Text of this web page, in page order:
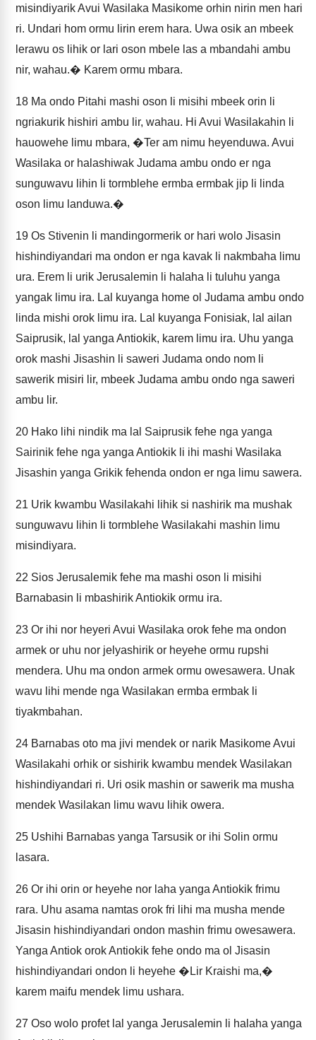
misindiyarik Avui Wasilaka Masikome orhin nirin men hari
ri. Undari hom ormu lirin erem hara. Uwa osik an mbeek
lerawu os lihik or lari oson mbele las a mbandahi ambu
nir, wahau.� Karem ormu mbara.
18 Ma ondo Pitahi mashi oson li misihi mbeek orin li
ngriakurik hishiri ambu lir, wahau. Hi Avui Wasilakahin li
hauowehe limu mbara, �Ter am nimu heyenduwa. Avui
Wasilaka or halashiwak Judama ambu ondo er nga
sunguwavu lihin li tormblehe ermba ermbak jip li linda
oson limu landuwa.�
19 Os Stivenin li mandingormerik or hari wolo Jisasin
hishindiyandari ma ondon er nga kavak li nakmbaha limu
ura. Erem li urik Jerusalemin li halaha li tuluhu yanga
yangak limu ira. Lal kuyanga home ol Judama ambu ondo
linda mishi orok limu ira. Lal kuyanga Fonisiak, lal ailan
Saiprusik, lal yanga Antiokik, karem limu ira. Uhu yanga
orok mashi Jisashin li saweri Judama ondo nom li
sawerik misiri lir, mbeek Judama ambu ondo nga saweri
ambu lir.
20 Hako lihi nindik ma lal Saiprusik fehe nga yanga
Sairinik fehe nga yanga Antiokik li ihi mashi Wasilaka
Jisashin yanga Grikik fehenda ondon er nga limu sawera.
21 Urik kwambu Wasilakahi lihik si nashirik ma mushak
sunguwavu lihin li tormblehe Wasilakahi mashin limu
misindiyara.
22 Sios Jerusalemik fehe ma mashi oson li misihi
Barnabasin li mbashirik Antiokik ormu ira.
23 Or ihi nor heyeri Avui Wasilaka orok fehe ma ondon
armek or uhu nor jelyashirik or heyehe ormu rupshi
mendera. Uhu ma ondon armek ormu owesawera. Unak
wavu lihi mende nga Wasilakan ermba ermbak li
tiyakmbahan.
24 Barnabas oto ma jivi mendek or narik Masikome Avui
Wasilakahi orhik or sishirik kwambu mendek Wasilakan
hishindiyandari ri. Uri osik mashin or sawerik ma musha
mendek Wasilakan limu wavu lihik owera.
25 Ushihi Barnabas yanga Tarsusik or ihi Solin ormu
lasara.
26 Or ihi orin or heyehe nor laha yanga Antiokik frimu
rara. Uhu asama namtas orok fri lihi ma musha mende
Jisasin hishindiyandari ondon mashin frimu owesawera.
Yanga Antiok orok Antiokik fehe ondo ma ol Jisasin
hishindiyandari ondon li heyehe �Lir Kraishi ma,�
karem maifu mendek limu ushara.
27 Oso wolo profet lal yanga Jerusalemin li halaha yanga